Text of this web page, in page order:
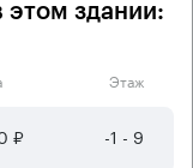
здании:
Этаж
₽ -1 - 9